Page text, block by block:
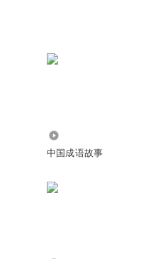
中国成语故事